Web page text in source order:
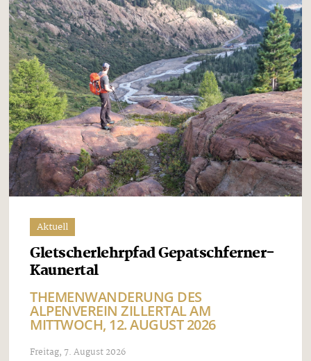
Aktuell
Gletscherlehrpfad Gepatschferner-
Kaunertal
THEMENWANDERUNG DES
ALPENVEREIN ZILLERTAL AM
MITTWOCH, 12. AUGUST 2026
Freitag, 7. August 2026